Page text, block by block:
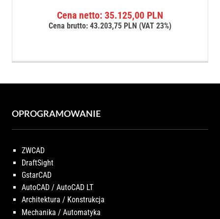
Cena netto:35.125,00 PLN
Cena brutto:43.203,75 PLN (VAT 23%)
OPROGRAMOWANIE
ZWCAD
DraftSight
GstarCAD
AutoCAD / AutoCAD LT
Architektura / Konstrukcja
Mechanika / Automatyka